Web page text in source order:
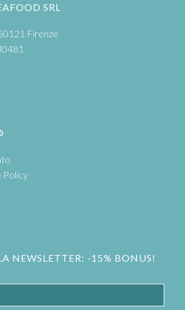
SRL
Firenze
Policy
NEWSLETTER: -15% BONUS!